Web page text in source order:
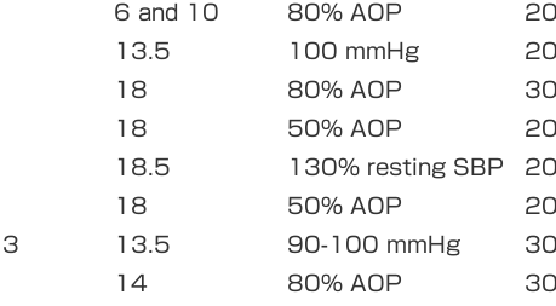
6 and 10 80% AOP 20
13.5 100 mmHg 20
18 80% AOP 30
18 50% AOP 20
18.5 130% resting SBP 20
18 50% AOP 20
13.5 90-100 mmHg 30
14 80% AOP 30